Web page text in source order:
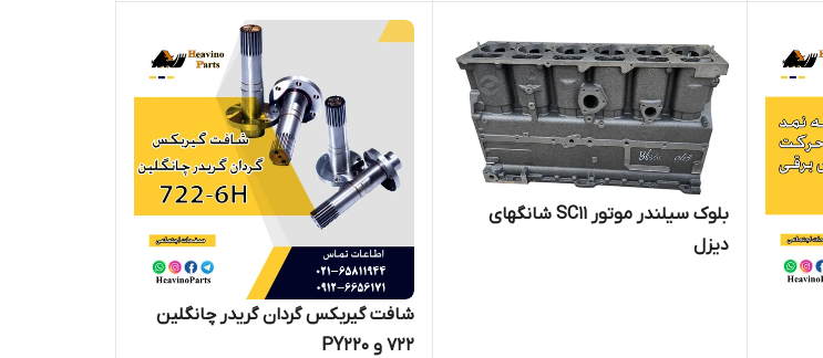
بلوک سیلندر موتور SC11 شانگهای
دیزل
شافت گیربکس گردان گریدر چانگلین
722 و PY220